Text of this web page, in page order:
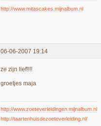
http://www.mitascakes.mijnalbum.nl
06-06-2007 19:14
ze zijn lief!!!!
groetjes maja
http://www.zoeteverleidingen.mijnalbum.nl
http://taartenhuisdezoeteverleiding.nl/